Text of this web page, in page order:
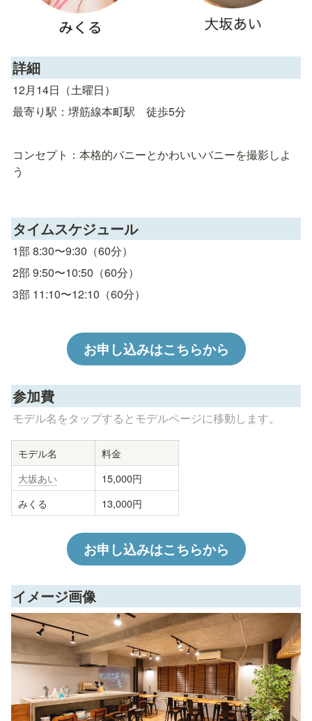
詳細
12月14日（土曜日）
最寄り駅：堺筋線本町駅　徒歩5分
コンセプト：本格的バニーとかわいいバニーを撮影しよ
う
タイムスケジュール
1部 8:30〜9:30（60分）
2部 9:50〜10:50（60分）
3部 11:10〜12:10（60分）
お申し込みはこちらから
参加費
モデル名をタップするとモデルページに移動します。
モデル名
料金
大坂あい
15,000円
みくる
13,000円
お申し込みはこちらから
イメージ画像